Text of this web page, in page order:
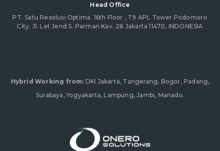
Head Office
PT. Satu Resolusi Optima 16th Floor , T9 APL Tower Podomoro
City. Jl. Let Jend S. Parman Kav. 28 Jakarta 11470, INDONESIA
Hybrid Working from: DKI Jakarta, Tangerang, Bogor, Padang,
Surabaya, Yogyakarta, Lampung, Jambi, Manado.